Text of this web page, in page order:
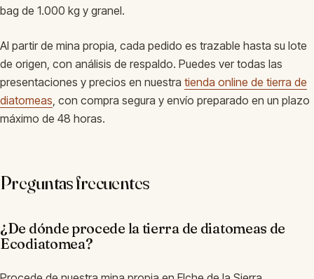
bag de 1.000 kg y granel.
Al partir de mina propia, cada pedido es trazable hasta su lote
de origen, con análisis de respaldo. Puedes ver todas las
presentaciones y precios en nuestra tienda online de tierra de
diatomeas , con compra segura y envío preparado en un plazo
máximo de 48 horas.
Preguntas frecuentes
¿De dónde procede la tierra de diatomeas de
Ecodiatomea?